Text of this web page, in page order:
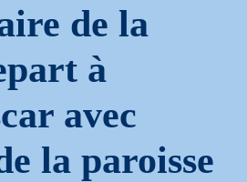
de la
à
avec
la paroisse